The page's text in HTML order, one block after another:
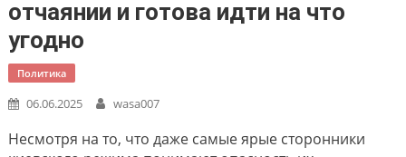
отчаянии и готова идти на что
угодно
Политика
06.06.2025 wasa007
Несмотря на то, что даже самые ярые сторонники